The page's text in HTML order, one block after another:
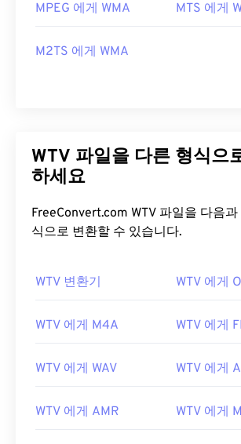
MPEG 에게 WMA MTS 에게
M2TS 에게 WMA
WTV 파일을 다른 형식으
하세요
FreeConvert.com WTV 파일을 다음과 같은 다른 형
식으로 변환할 수 있습니다.
WTV 변환기 WTV 에게
WTV 에게 M4A WTV 에게
WTV 에게 WAV WTV 에게
WTV 에게 AMR WTV 에게